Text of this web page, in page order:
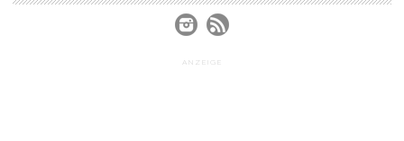
ANZEIGE